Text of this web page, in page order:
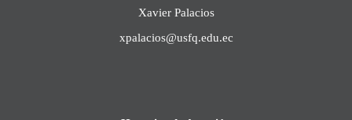
Xavier Palacios
xpalacios@usfq.edu.ec